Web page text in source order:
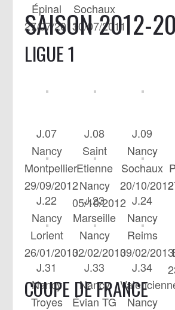
Épinal
27/07/2011
Sochaux
30/07/2011
SAISON 2012-
LIGUE 1
J.07
Nancy
Montpellier
29/09/2012
J.08
Saint
Etienne
Nancy
05/10/2012
J.09
Nancy
Sochaux
20/10/2012
J.22
Nancy
Lorient
26/01/2013
J.23
Marseille
Nancy
02/02/2013
J.24
Nancy
Reims
09/02/2013
J.31
Nancy
Troyes
J.33
Nancy
Évian TG
J.34
Nancy
COUPE DE FRANCE